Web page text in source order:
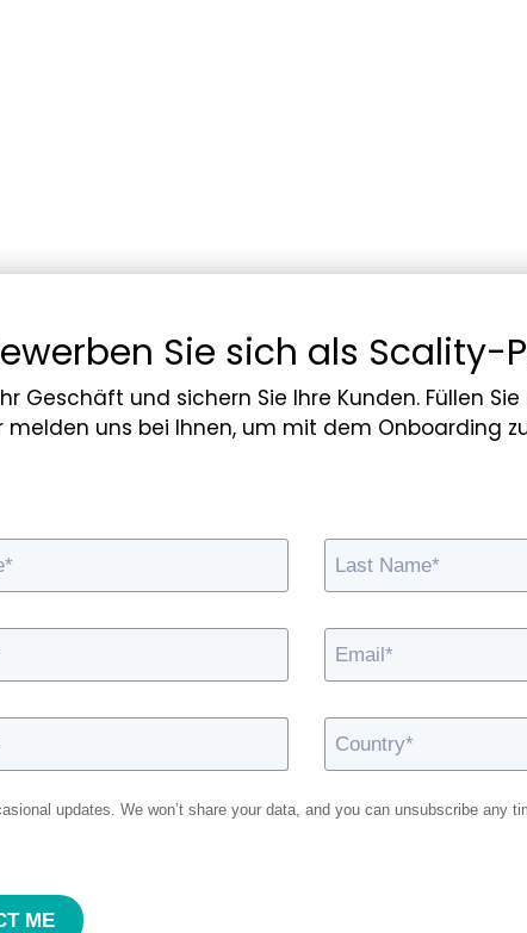
Sie sich als Scality-
Geschäft und sichern Sie Ihre Kunden. Füllen
melden uns bei Ihnen, um mit dem Onboarding
updates. We won’t share your data, and you can unsubscribe any
ME